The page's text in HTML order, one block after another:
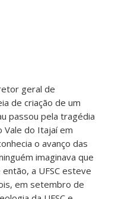
geral de
de criação de um
passou pela tragédia
Vale do Itajaí em
o avanço das
imaginava que
a UFSC esteve
em setembro de